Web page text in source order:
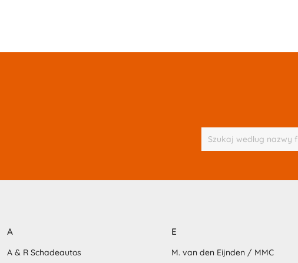
A
A & R Schadeautos
E
M. van den Eijnden / MMC